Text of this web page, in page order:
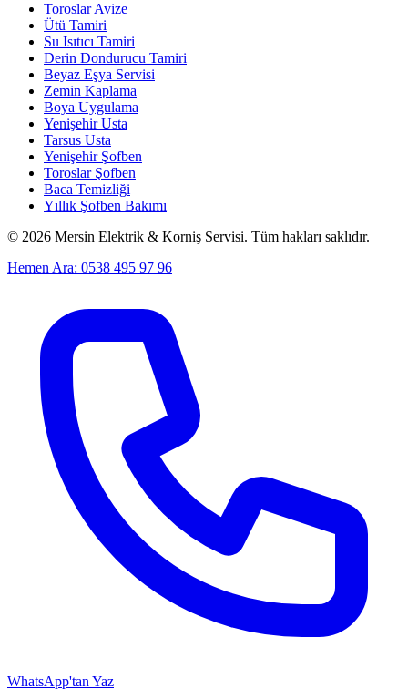
Toroslar Avize
Ütü Tamiri
Su Isıtıcı Tamiri
Derin Dondurucu Tamiri
Beyaz Eşya Servisi
Zemin Kaplama
Boya Uygulama
Yenişehir Usta
Tarsus Usta
Yenişehir Şofben
Toroslar Şofben
Baca Temizliği
Yıllık Şofben Bakımı
© 2026 Mersin Elektrik & Korniş Servisi. Tüm hakları saklıdır.
Hemen Ara: 0538 495 97 96
WhatsApp'tan Yaz